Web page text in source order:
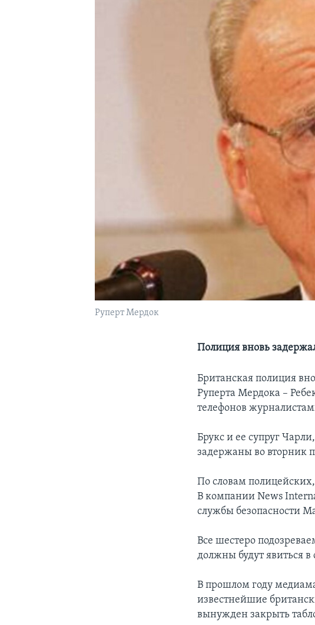
Руперт Мердок
Полиция вновь
Британская полиция
Руперта Мердока –
телефонов
Брукс и ее супруг
задержаны во вторник
По словам
В компании News
службы безопасности
Все шестеро
должны будут явиться в
В прошлом году
известнейшие
вынужден закрыть